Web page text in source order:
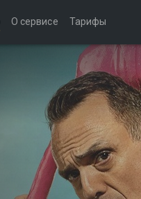
О сервисе Тарифы